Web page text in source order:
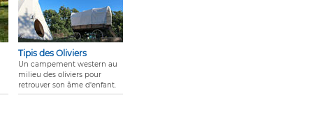
Tipis des Oliviers
Un campement western au
milieu des oliviers pour
retrouver son âme d'enfant.